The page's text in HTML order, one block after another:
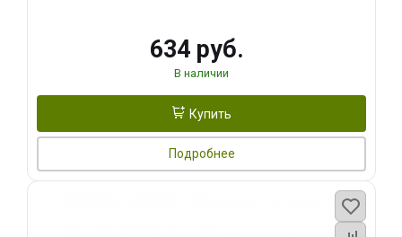
634 руб.
В наличии
Купить
Подробнее